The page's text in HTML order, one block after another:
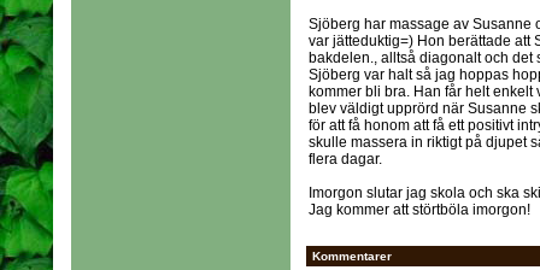
Sjöberg har massage av Susanne
var jätteduktig=) Hon berättade att
bakdelen., alltså diagonalt och det
Sjöberg var halt så jag hoppas
kommer bli bra. Han får helt
blev väldigt upprörd när Susanne
för att få honom att få ett positivt
skulle massera in riktigt på djupet
flera dagar.
Imorgon slutar jag skola och ska
Jag kommer att störtböla imorgon!
Kommentarer